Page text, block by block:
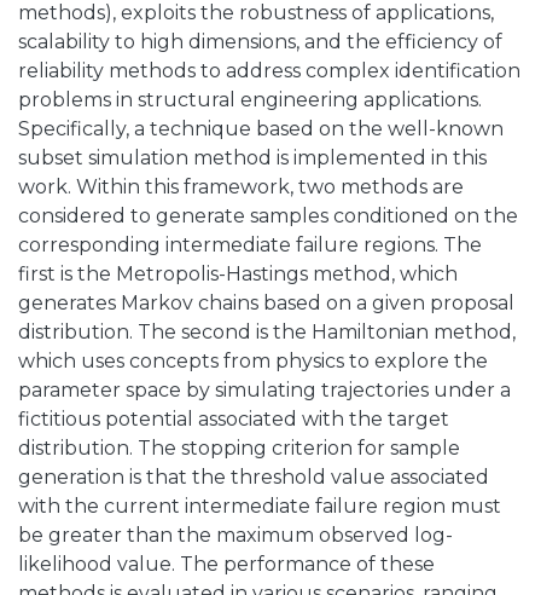
methods), exploits the robustness of applications,
scalability to high dimensions, and the efficiency of
reliability methods to address complex identification
problems in structural engineering applications.
Specifically, a technique based on the well-known
subset simulation method is implemented in this
work. Within this framework, two methods are
considered to generate samples conditioned on the
corresponding intermediate failure regions. The
first is the Metropolis-Hastings method, which
generates Markov chains based on a given proposal
distribution. The second is the Hamiltonian method,
which uses concepts from physics to explore the
parameter space by simulating trajectories under a
fictitious potential associated with the target
distribution. The stopping criterion for sample
generation is that the threshold value associated
with the current intermediate failure region must
be greater than the maximum observed log-
likelihood value. The performance of these